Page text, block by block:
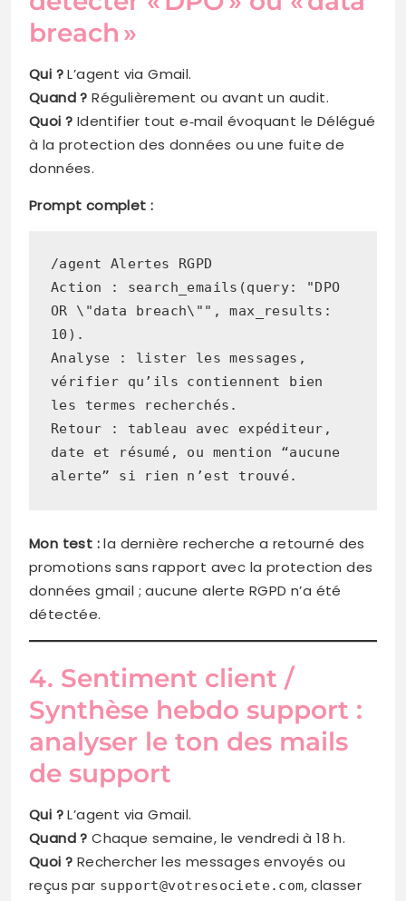
breach »
Qui ?L’agent via Gmail.
Quand ? Régulièrement ou avant un audit.
Quoi ? Identifier tout e‑mail évoquant le Délégué
à la protection des données ou une fuite de
données.
Prompt complet :
/agent Alertes RGPD
Action : search_emails(query: "DPO
OR \"data breach\"", max_results:
10).
Analyse : lister les messages,
vérifier qu’ils contiennent bien
les termes recherchés.
Retour : tableau avec expéditeur,
date et résumé, ou mention “aucune
alerte” si rien n’est trouvé.
Mon test :la dernière recherche a retourné des
promotions sans rapport avec la protection des
données gmail ; aucune alerte RGPD n’a été
détectée.
4. Sentiment client /
Synthèse hebdo support :
analyser le ton des mails
de support
Qui ?L’agent via Gmail.
Quand ? Chaque semaine, le vendredi à 18 h.
Quoi ? Rechercher les messages envoyés ou
reçus par support@votresociete.com, classer